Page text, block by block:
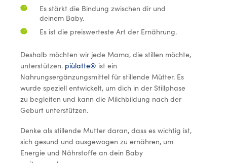
Es stärkt die Bindung zwischen dir und
deinem Baby.
Es ist die preiswerteste Art der Ernährung.
Deshalb möchten wir jede Mama, die stillen möchte,
unterstützen. piùlatte® ist ein
Nahrungsergänzungsmittel für stillende Mütter. Es
wurde speziell entwickelt, um dich in der Stillphase
zu begleiten und kann die Milchbildung nach der
Geburt unterstützen.
Denke als stillende Mutter daran, dass es wichtig ist,
sich gesund und ausgewogen zu ernähren, um
Energie und Nährstoffe an dein Baby